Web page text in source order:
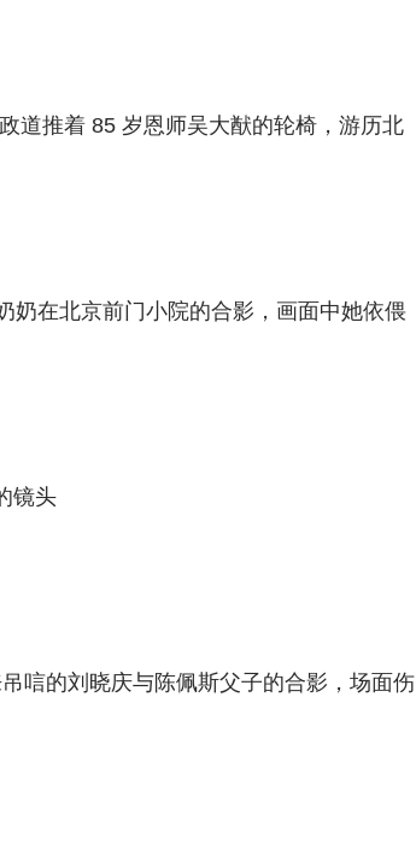
道推着 85 岁恩师吴大猷的轮椅，游历北
奶在北京前门小院的合影，画面中她依偎
镜头
唁的刘晓庆与陈佩斯父子的合影，场面伤